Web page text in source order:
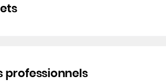
professionnels